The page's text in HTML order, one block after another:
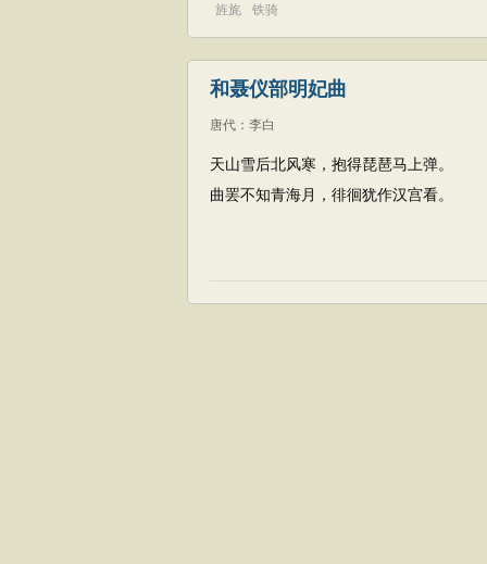
旌旄 铁骑
和聂仪部明妃曲
唐代 ： 李白
天山雪后北风寒，抱得琵琶马上弹。
曲罢不知青海月，徘徊犹作汉宫看。